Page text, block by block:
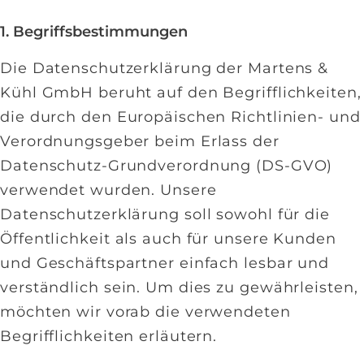
1. Begriffsbestimmungen
Die Datenschutzerklärung der Martens &
Kühl GmbH beruht auf den Begrifflichkeiten,
die durch den Europäischen Richtlinien- und
Verordnungsgeber beim Erlass der
Datenschutz-Grundverordnung (DS-GVO)
verwendet wurden. Unsere
Datenschutzerklärung soll sowohl für die
Öffentlichkeit als auch für unsere Kunden
und Geschäftspartner einfach lesbar und
verständlich sein. Um dies zu gewährleisten,
möchten wir vorab die verwendeten
Begrifflichkeiten erläutern.